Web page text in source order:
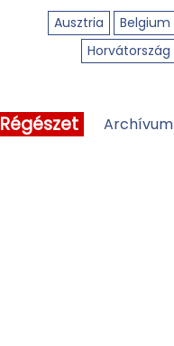
Ausztria Belgium
Horvátország
Régészet Archívum